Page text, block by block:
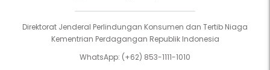
Direktorat Jenderal Perlindungan Konsumen dan Tertib Niaga
Kementrian Perdagangan Republik Indonesia
WhatsApp: (+62) 853-1111-1010